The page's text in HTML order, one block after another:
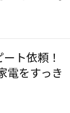
ト依頼！
電をすっき